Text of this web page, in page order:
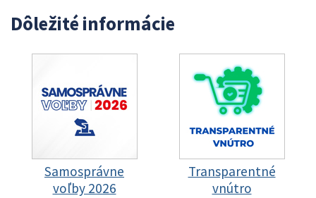
Dôležité informácie
Samosprávne
voľby 2026
Transparentné
vnútro